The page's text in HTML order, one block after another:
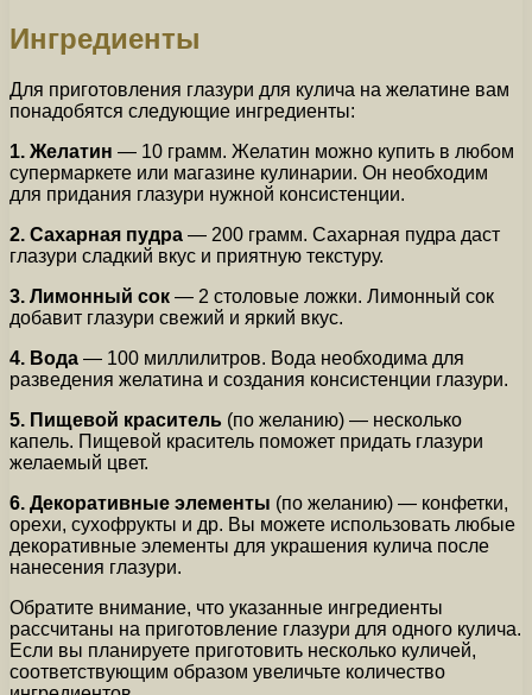
Ингредиенты
Для приготовления глазури для кулича на желатине вам
понадобятся следующие ингредиенты:
1. Желатин — 10 грамм. Желатин можно купить в любом
супермаркете или магазине кулинарии. Он необходим
для придания глазури нужной консистенции.
2. Сахарная пудра — 200 грамм. Сахарная пудра даст
глазури сладкий вкус и приятную текстуру.
3. Лимонный сок — 2 столовые ложки. Лимонный сок
добавит глазури свежий и яркий вкус.
4. Вода — 100 миллилитров. Вода необходима для
разведения желатина и создания консистенции глазури.
5. Пищевой краситель (по желанию) — несколько
капель. Пищевой краситель поможет придать глазури
желаемый цвет.
6. Декоративные элементы (по желанию) — конфетки,
орехи, сухофрукты и др. Вы можете использовать любые
декоративные элементы для украшения кулича после
нанесения глазури.
Обратите внимание, что указанные ингредиенты
рассчитаны на приготовление глазури для одного кулича.
Если вы планируете приготовить несколько куличей,
соответствующим образом увеличьте количество